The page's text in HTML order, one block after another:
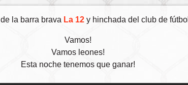
de la barra brava La 12 y hinchada del club de fútbol
Vamos!
Vamos leones!
Esta noche tenemos que ganar!